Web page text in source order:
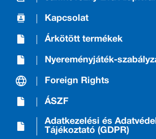
Kapcsolat
Árkötött termékek
Nyereményjáték-
Foreign Rights
ÁSZF
Adatkezelési és
Tájékoztató (GDPR)